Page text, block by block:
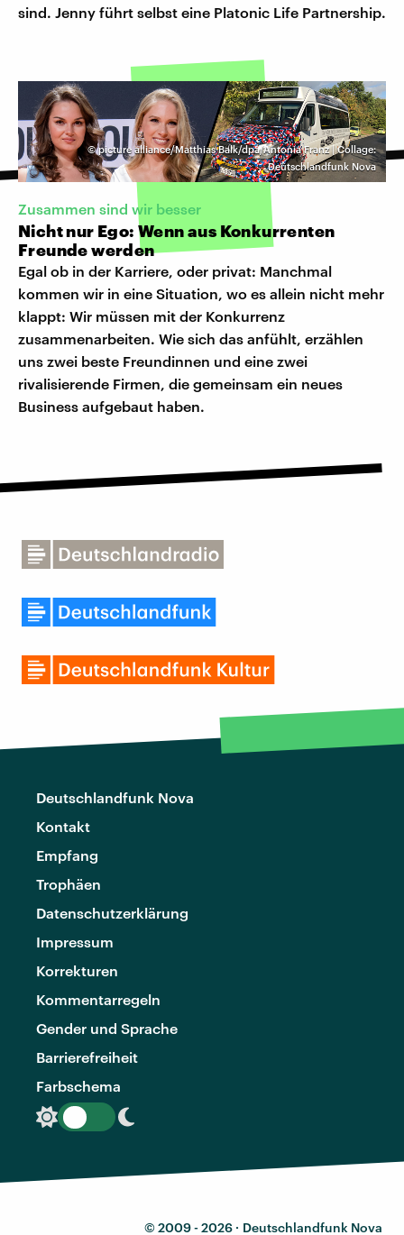
sind. Jenny führt selbst eine Platonic Life Partnership.
©picture alliance/Matthias Balk/dpa/Antonia Franz | Collage:
Deutschlandfunk Nova
Zusammen sind wir besser
Nicht nur Ego: Wenn aus Konkurrenten
Freunde werden
Egal ob in der Karriere, oder privat: Manchmal
kommen wir in eine Situation, wo es allein nicht mehr
klappt: Wir müssen mit der Konkurrenz
zusammenarbeiten. Wie sich das anfühlt, erzählen
uns zwei beste Freundinnen und eine zwei
rivalisierende Firmen, die gemeinsam ein neues
Business aufgebaut haben.
Deutschlandfunk Nova
Kontakt
Empfang
Trophäen
Datenschutzerklärung
Impressum
Korrekturen
Kommentarregeln
Gender und Sprache
Barrierefreiheit
Farbschema
© 2009 - 2026 · Deutschlandfunk Nova